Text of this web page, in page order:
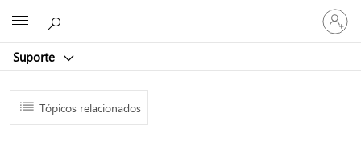
Suporte
Entre
em
sua
Tópicos relacionados